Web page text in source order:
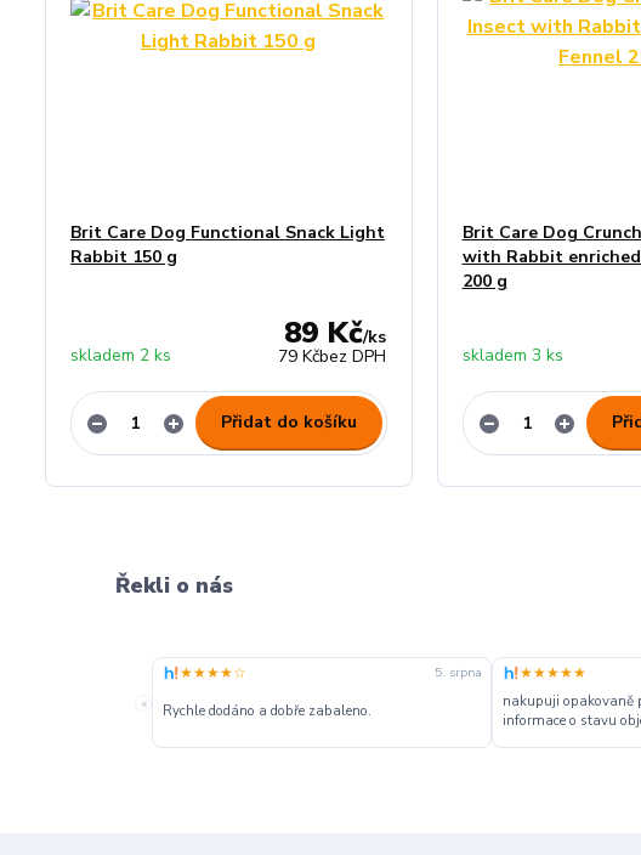
Brit Care Dog Functional Snack Light
Rabbit 150 g
89 Kč/ks
79 Kčbez DPH
skladem 2 ks
Přidat do košíku
Brit Care Dog
with Rabbit
200 g
skladem 3 ks
Řekli o nás
«
★★★★☆ 5. srpna
Rychle dodáno a dobře zabaleno.
★★★★★
nakupuji opakovaně
informace o stavu